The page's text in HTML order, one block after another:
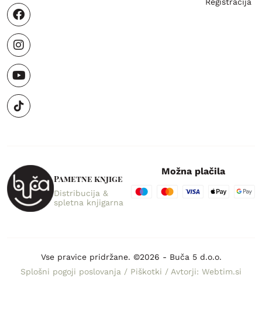
Pametne knjige
Distribucija &
spletna knjigarna
Možna plačila
Vse pravice pridržane. ©2026 - Buča 5 d.o.o.
Splošni pogoji poslovanja / Piškotki / Avtorji: Webtim.si